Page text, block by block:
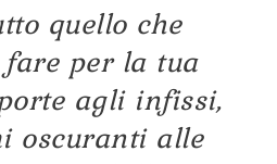
quello che
per la tua
agli infissi,
oscuranti alle